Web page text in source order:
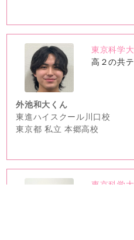
no
image
東京科学
高２の共
外池和大くん
東進ハイスクール川口校
東京都 私立 本郷高校
東京科学